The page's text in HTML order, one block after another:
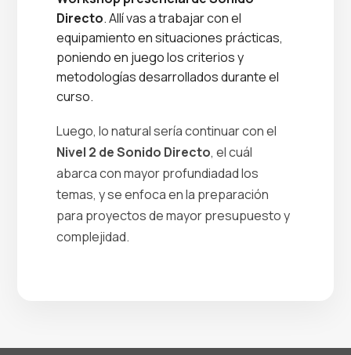
Directo. Allí vas a trabajar con el
equipamiento en situaciones prácticas,
poniendo en juego los criterios y
metodologías desarrollados durante el
curso.
Luego, lo natural sería continuar con el
Nivel 2 de Sonido Directo, el cuál
abarca con mayor profundiadad los
temas, y se enfoca en la preparación
para proyectos de mayor presupuesto y
complejidad.